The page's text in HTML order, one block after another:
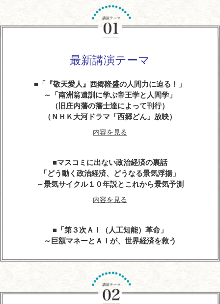
最新講演テーマ
「『敬天愛人』西郷隆盛の人間力に迫る！」
～「南洲翁遺訓に学ぶ帝王学と人間学」
（旧庄内藩の藩士達によって刊行）
（ＮＨＫ大河ドラマ「西郷どん」放映）
内容を見る
マスコミに出ない政治経済の裏話
「どう動く政治経済、どうなる景気浮揚」
～景気サイクル１０年説とこれから景気予測
内容を見る
「第３次ＡＩ（人工知能）革命」
～巨額マネーとＡＩが、世界経済を救う
人生の達人に学ぶ
～心に残る先人たちの名言、遺訓、格言を経営に生